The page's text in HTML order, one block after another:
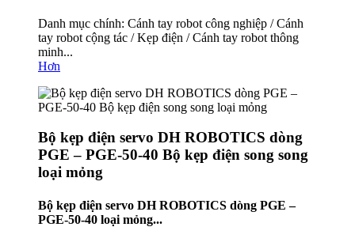
Danh mục chính: Cánh tay robot công nghiệp / Cánh
tay robot cộng tác / Kẹp điện / Cánh tay robot thông
minh...
Hơn
Bộ kẹp điện servo DH ROBOTICS dòng
PGE – PGE-50-40 Bộ kẹp điện song song
loại mỏng
Bộ kẹp điện servo DH ROBOTICS dòng PGE –
PGE-50-40 loại mỏng...